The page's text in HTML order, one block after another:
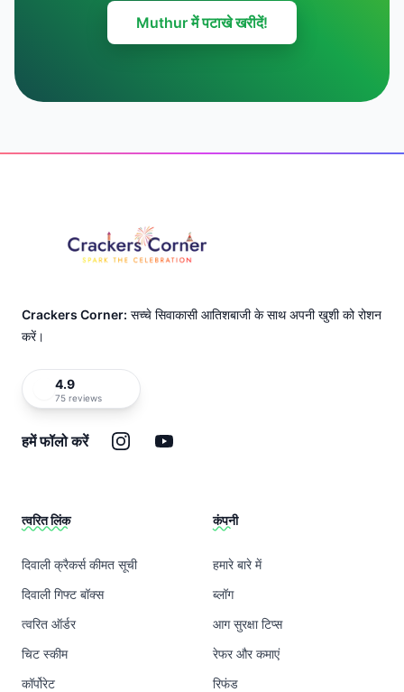
Muthur में पटाखे खरीदें!
Crackers Corner: सच्चे सिवाकासी आतिशबाजी के साथ अपनी खुशी को रोशन
करें।
4.9
75 reviews
हमें फॉलो करें इंस्टाग्रामयूट्यूब
त्वरित लिंक
दिवाली क्रैकर्स कीमत सूची
दिवाली गिफ्ट बॉक्स
त्वरित ऑर्डर
चिट स्कीम
कॉर्पोरेट
कंपनी
हमारे बारे में
ब्लॉग
आग सुरक्षा टिप्स
रेफर और कमाएं
रिफंड